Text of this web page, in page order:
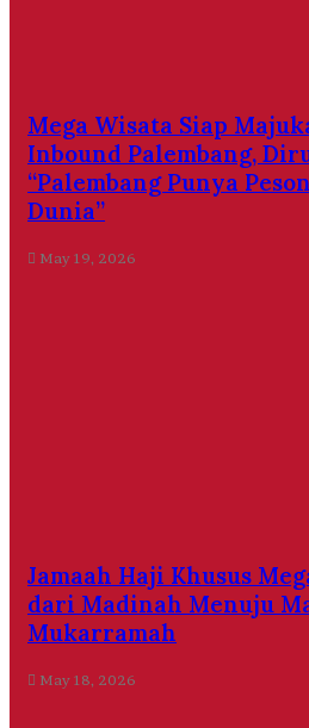
Mega Wisata Siap
Inbound Palembang,
“Palembang Punya
Dunia”
May 19, 2026
Jamaah Haji Khusus
dari Madinah Menuju
Mukarramah
May 18, 2026